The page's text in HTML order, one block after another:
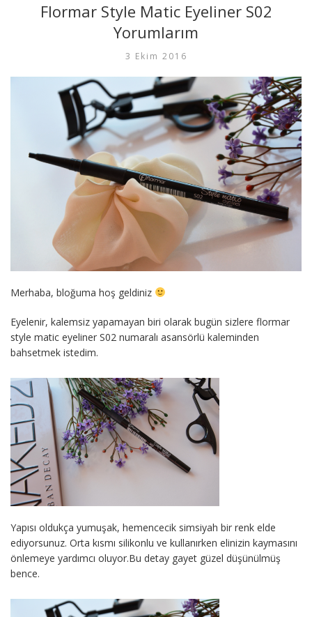
Flormar Style Matic Eyeliner S02
Yorumlarım
3 Ekim 2016
Merhaba, bloğuma hoş geldiniz
Eyelenir, kalemsiz yapamayan biri olarak bugün sizlere flormar
style matic eyeliner S02 numaralı asansörlü kaleminden
bahsetmek istedim.
Yapısı oldukça yumuşak, hemencecik simsiyah bir renk elde
ediyorsunuz. Orta kısmı silikonlu ve kullanırken elinizin kaymasını
önlemeye yardımcı oluyor.Bu detay gayet güzel düşünülmüş
bence.